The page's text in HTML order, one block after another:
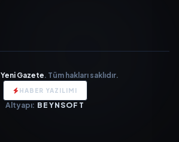
Yeni Gazete. Tüm hakları saklıdır.
HABER YAZILIMI
Altyapı: BEYNSOFT